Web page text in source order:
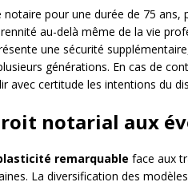
pour une durée de 75 ans,
au-delà même de la vie
une sécurité
générations. En cas de
avec certitude les intentions du
notarial aux
remarquable face aux
La diversification des